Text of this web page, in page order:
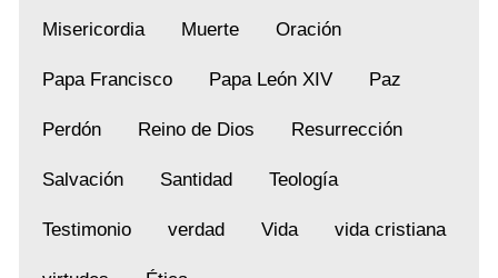
Misericordia Muerte Oración
Papa Francisco Papa León XIV Paz
Perdón Reino de Dios Resurrección
Salvación Santidad Teología
Testimonio verdad Vida vida cristiana